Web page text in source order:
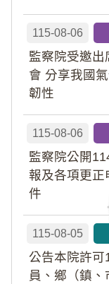
115-08-06
監察院受邀
會 分享我國
韌性
115-08-06
監察院公開
報及各項更正
件
115-08-05
公告本院許
員、鄉（鎮